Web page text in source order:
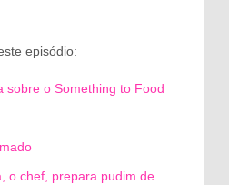
episódio:
sobre o Something to Food
o chef, prepara pudim de